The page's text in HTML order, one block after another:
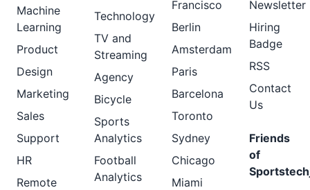
Machine
Learning
Product
Design
Marketing
Sales
Support
HR
Remote
Technology
TV and
Streaming
Agency
Bicycle
Sports
Analytics
Football
Analytics
Francisco
Berlin
Amsterdam
Paris
Barcelona
Toronto
Sydney
Chicago
Miami
Newsletter
Hiring
Badge
RSS
Contact
Us
Friends
of